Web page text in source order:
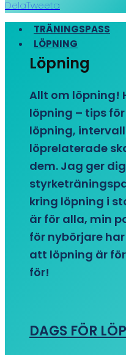
DelaTweeta
TRÄNINGSPASS
LÖPNING
Löpning
Allt om löpning!
löpning – tips
löpning,
löprelaterade
dem. Jag ger
kring löpning i
är för alla, min
för nybörjare
att löpning är
för!
DAGS FÖR